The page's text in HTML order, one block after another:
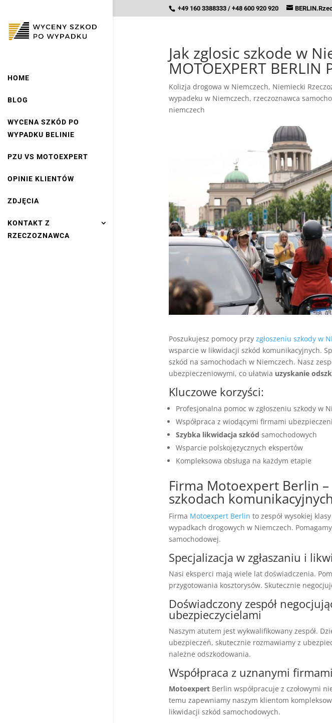
+49 160 3388333 / +48 600 920 920
HOME
BLOG
WYCENA SZKÓD PO
WYPADKU BELINIE
PZU VS MOTOEXPERT
OPINIE KLIENTÓW
ZDJĘCIA
KONTAKT Z
RZECZOZNAWCA
Jak zglosic szkode w
MOTOEXPERT BERLIN
Kolizja drogowa w Niemczech, Niemiecki
wypadeku w Niemczech, rzeczoznawca
niemczech
Poszukujesz pomocy przy zgłoszeniu szkody w
wsparcie w likwidacji szkód komunikacyjnych.
szkód na samochodach w Niemczech. Nasz
ubezpieczeniowymi, co ułatwia uzyskanie
Kluczowe korzyści:
Profesjonalna pomoc w zgłoszeniu szkody w
Współpraca z wiodącymi firmami
Szybka likwidacja szkód samochodowych
Wsparcie polskojęzycznych ekspertów
Kompleksowa obsługa na każdym etapie
Firma Motoexpert Berlin
szkodach komunikacyjnych
Firma Motoexpert Berlin to zespół wysokiej
wypadkach drogowych w Niemczech.
samochodowej.
Specjalizacja w zgłaszaniu i
Nasi eksperci mają wiele lat doświadczenia.
przygotowania kosztorysów. Skutecznie
Doświadczony zespół
ubezpieczycielami
Naszym atutem jest wykwalifikowany zespół.
ubezpieczeń, skutecznie rozmawiamy z
należne odszkodowania.
Współpraca z uznanymi
MotoexpertBerlin współpracuje z czołowymi
temu zapewniamy naszym klientom
likwidacji szkód samochodowych.